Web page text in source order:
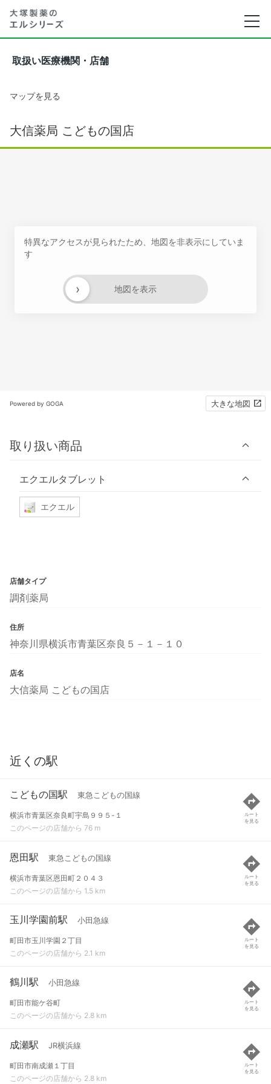
取扱い医療機関・店舗
マップを見る
大信薬局 こどもの国店
特異なアクセスが見られたため、地図を非表示にしていま
す
地図を表示
›
Powered by GOGA 大きな地図
取り扱い商品
エクエルタブレット
エクエル
店舗タイプ
調剤薬局
住所
神奈川県横浜市青葉区奈良５－１－１０
店名
大信薬局 こどもの国店
近くの駅
こどもの国駅 東急こどもの国線
横浜市青葉区奈良町宇島９９５-１
このページの店舗から 76 m
ルート
を見る
恩田駅 東急こどもの国線
横浜市青葉区恩田町２０４３
このページの店舗から 1.5 km
ルート
を見る
玉川学園前駅 小田急線
町田市玉川学園２丁目
このページの店舗から 2.1 km
ルート
を見る
鶴川駅 小田急線
町田市能ケ谷町
このページの店舗から 2.8 km
ルート
を見る
成瀬駅 JR横浜線
町田市南成瀬１丁目
このページの店舗から 2.8 km
ルート
を見る